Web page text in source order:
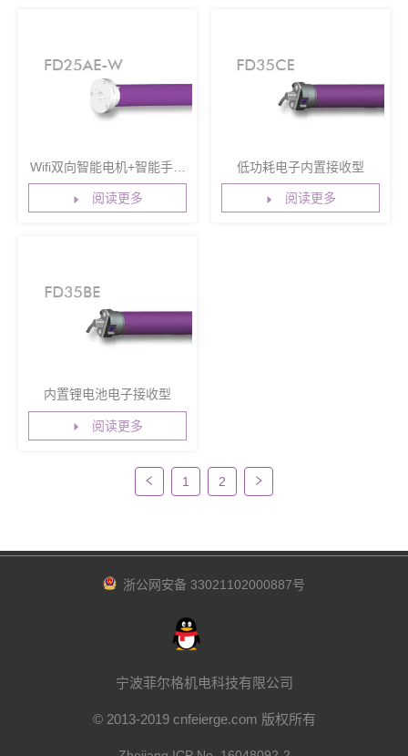
Wifi双向智能电机+智能手机
控制+语音控制+直流电机+电
子行程限位+内置接收功能+内
阅读更多
低功耗电子内置接收型
阅读更多
内置锂电池电子接收型
阅读更多
1 2
浙公网安备 33021102000887号
宁波菲尔格机电科技有限公司
© 2013-2019 cnfeierge.com 版权所有